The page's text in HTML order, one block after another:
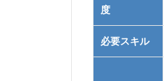
度
必要スキル